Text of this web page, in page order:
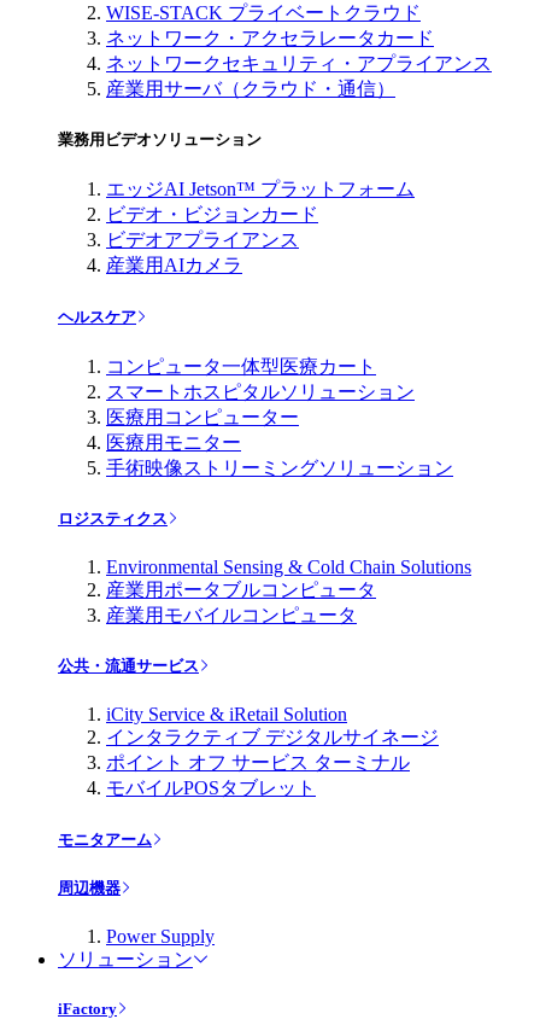
WISE-STACK プライベートクラウド
ネットワーク・アクセラレータカード
ネットワークセキュリティ・アプライアンス
産業用サーバ（クラウド・通信）
業務用ビデオソリューション
エッジAI Jetson™ プラットフォーム
ビデオ・ビジョンカード
ビデオアプライアンス
産業用AIカメラ
ヘルスケア
コンピュータ一体型医療カート
スマートホスピタルソリューション
医療用コンピューター
医療用モニター
手術映像ストリーミングソリューション
ロジスティクス
Environmental Sensing & Cold Chain Solutions
産業用ポータブルコンピュータ
産業用モバイルコンピュータ
公共・流通サービス
iCity Service & iRetail Solution
インタラクティブ デジタルサイネージ
ポイント オフ サービス ターミナル
モバイルPOSタブレット
モニタアーム
周辺機器
Power Supply
ソリューション
iFactory